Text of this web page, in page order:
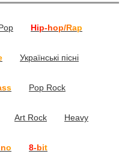
Hip-hop/Rap
Українські пісні
Pop Rock
Art Rock Heavy
8-bit